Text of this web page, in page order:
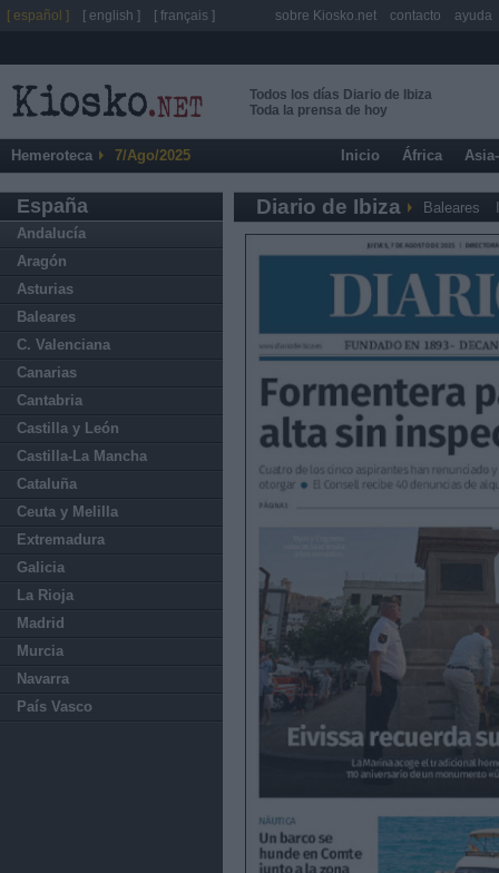
Todos los días Diario de Ibiza
Toda la prensa de hoy
Hemeroteca 7/Ago/2025 Inicio África
España
Andalucía
Aragón
Asturias
Baleares
C. Valenciana
Canarias
Cantabria
Castilla y León
Castilla-La Mancha
Cataluña
Ceuta y Melilla
Extremadura
Galicia
La Rioja
Madrid
Murcia
Navarra
País Vasco
Diario de Ibiza Baleares
[ español ] [ english ] [ français ] sobre Kiosko.net contacto ayuda